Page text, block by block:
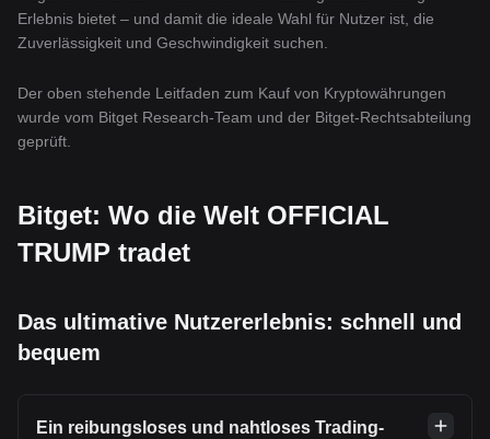
Erlebnis bietet – und damit die ideale Wahl für Nutzer ist, die
Zuverlässigkeit und Geschwindigkeit suchen.
Der oben stehende Leitfaden zum Kauf von Kryptowährungen
wurde vom Bitget Research-Team und der Bitget-Rechtsabteilung
geprüft.
Bitget: Wo die Welt OFFICIAL
TRUMP tradet
Das ultimative Nutzererlebnis: schnell und
bequem
Ein reibungsloses und nahtloses Trading-